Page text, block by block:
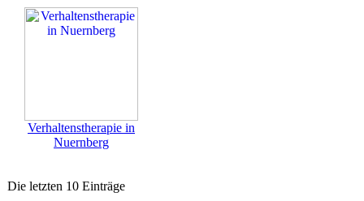
Verhaltenstherapie in
Nuernberg
Die letzten 10 Einträge